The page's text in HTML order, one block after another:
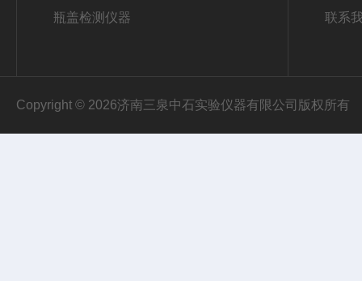
瓶盖检测仪器 联系
Copyright © 2026济南三泉中石实验仪器有限公司版权所有